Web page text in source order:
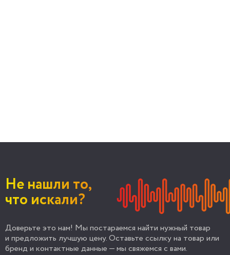
Не нашли то,
что искали?
Доверьте это нам! Мы постараемся найти нужный товар
и предложить лучшую цену. Оставьте ссылку на товар или
бренд и контактные данные — мы свяжемся с вами.